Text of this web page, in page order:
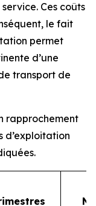
Ces coûts
le fait
permet
d’une
transport de
rapprochement
d’exploitation